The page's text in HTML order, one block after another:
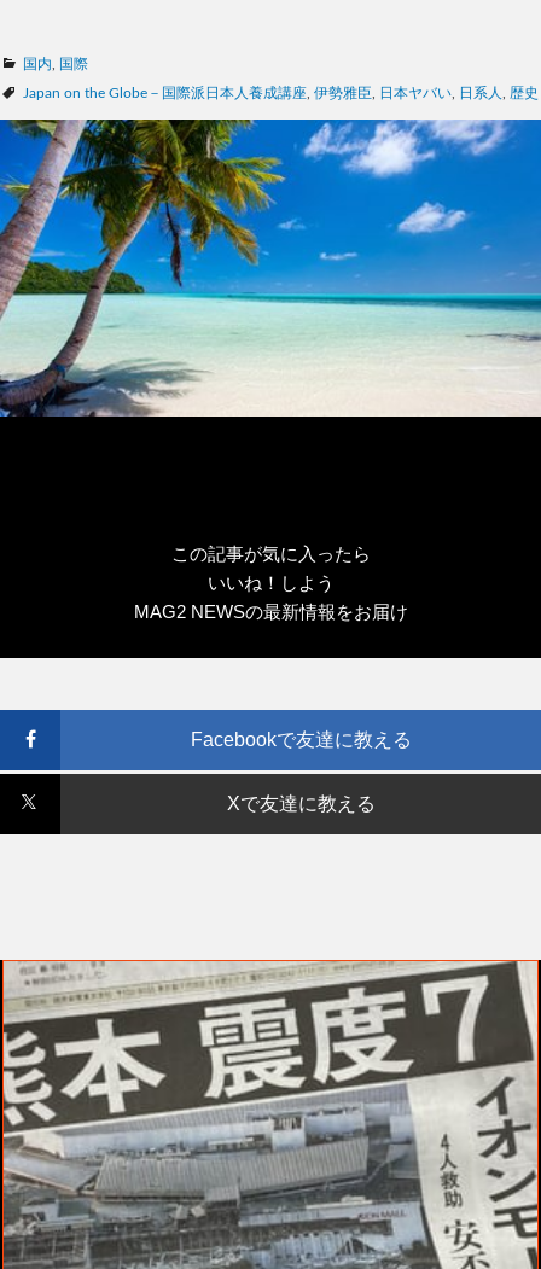
カ
テ
リ
国内
国際
タ
Japan on the Globe－国際派日本人養成講座 伊勢雅臣 日本ヤバい 日系人 歴史
この記事が気に入ったら
いいね！しよう
MAG2 NEWSの最新情報をお届け
Facebookで友達に教える
Xで友達に教える